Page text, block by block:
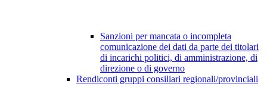
Sanzioni per mancata o incompleta
comunicazione dei dati da parte dei titolari
di incarichi politici, di amministrazione, di
direzione o di governo
Rendiconti gruppi consiliari regionali/provinciali